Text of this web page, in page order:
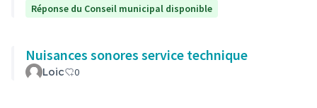
Réponse du Conseil municipal disponible
Nuisances sonores service technique
Loic 0